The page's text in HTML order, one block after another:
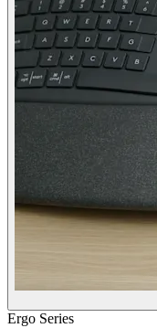
Ergo Series